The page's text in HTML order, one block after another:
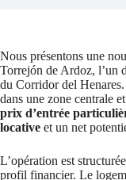
Nous présentons une
Torrejón de Ardoz, l’un
du Corridor del
dans une zone centrale
prix d’entrée
locative et un net
L’opération est
profil financier. Le